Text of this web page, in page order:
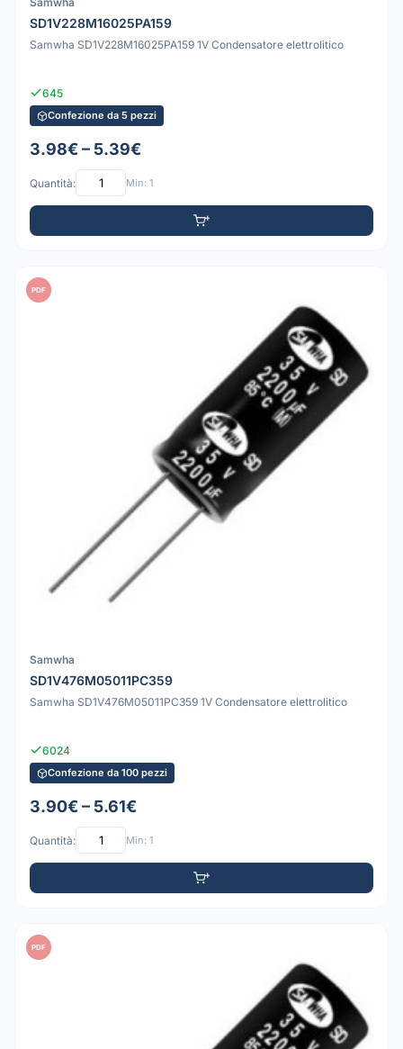
SD1V228M16025PA159
Samwha SD1V228M16025PA159 1V Condensatore elettrolitico
645
Confezione da 5 pezzi
3.98€ – 5.39€
Quantità: Min: 1
PDF
Samwha
SD1V476M05011PC359
Samwha SD1V476M05011PC359 1V Condensatore elettrolitico
6024
Confezione da 100 pezzi
3.90€ – 5.61€
Quantità: Min: 1
PDF